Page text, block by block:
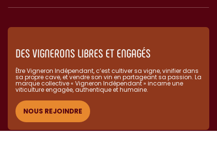
DES VIGNERONS LIBRES ET ENGAGÉS
Être Vigneron Indépendant, c’est cultiver sa vigne, vinifier dans
sa propre cave, et vendre son vin en partageant sa passion. La
marque collective « Vigneron Indépendant » incarne une
viticulture engagée, authentique et humaine.​
NOUS REJOINDRE